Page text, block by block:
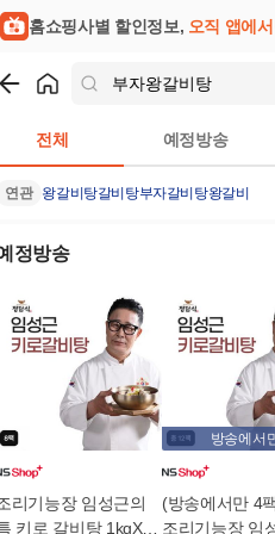
홈쇼핑사별 할인정보, 오직 앱에
전체 예정방송
연관 왕갈비탕갈비탕부자갈비탕왕갈비
정방송
리기능장 임성근의
키로 갈비탕 1kgX8
방송에서
(방송에서만 4
조리기능장 임